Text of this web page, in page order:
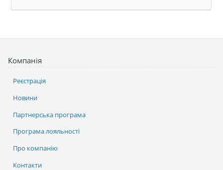
Компанія
Реєстрація
Новини
Партнерська програма
Програма лояльності
Про компанію
Контакти